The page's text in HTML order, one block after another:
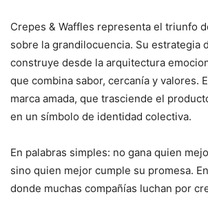
Crepes & Waffles representa el triunfo
sobre la grandilocuencia. Su estrategia
construye desde la arquitectura
que combina sabor, cercanía y valores.
marca amada, que trasciende el
en un símbolo de identidad colectiva.
En palabras simples: no gana quien
sino quien mejor cumple su promesa.
donde muchas compañías luchan por